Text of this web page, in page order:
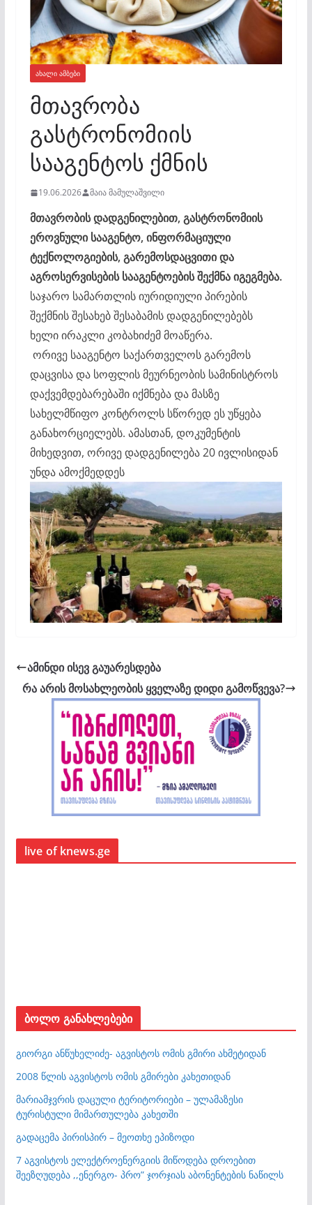
ᲐᲮᲐᲚᲘ ᲐᲛᲑᲔᲑᲘ
მთავრობა
გასტრონომიის
სააგენტოს ქმნის
19.06.2026 მაია მამულაშვილი
მთავრობის დადგენილებით, გასტრონომიის
ეროვნული სააგენტო, ინფორმაციული
ტექნოლოგიების, გარემოსდაცვითი და
აგროსერვისების სააგენტოების შექმნა იგეგმება.
საჯარო სამართლის იურიდიული პირების
შექმნის შესახებ შესაბამის დადგენილებებს
ხელი ირაკლი კობახიძემ მოაწერა.
ორივე სააგენტო საქართველოს გარემოს
დაცვისა და სოფლის მეურნეობის სამინისტროს
დაქვემდებარებაში იქმნება და მასზე
სახელმწიფო კონტროლს სწორედ ეს უწყება
განახორციელებს. ამასთან, დოკუმენტის
მიხედვით, ორივე დადგენილება 20 ივლისიდან
უნდა ამოქმედდეს
ამინდი ისევ გაუარესდება
რა არის მოსახლეობის ყველაზე დიდი გამოწვევა?
live of knews.ge
ბოლო განახლებები
გიორგი ანწუხელიძე- აგვისტოს ომის გმირი ახმეტიდან
2008 წლის აგვისტოს ომის გმირები კახეთიდან
მარიამჯვრის დაცული ტერიტორიები – ულამაზესი
ტურისტული მიმართულება კახეთში
გადაცემა პირისპირ – მეოთხე ეპიზოდი
7 აგვისტოს ელექტროენერგიის მიწოდება დროებით
შეეზღუდება ,,ენერგო- პრო” ჯორჯიას აბონენტების ნაწილს